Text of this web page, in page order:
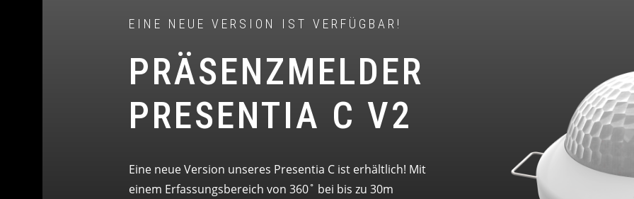
EINE NEUE VERSION IST VERFÜGBAR!
PRÄSENZMELDER
PRESENTIA C V2
Eine neue Version unseres Presentia C ist erhältlich! Mit
einem Erfassungsbereich von 360˚ bei bis zu 30m